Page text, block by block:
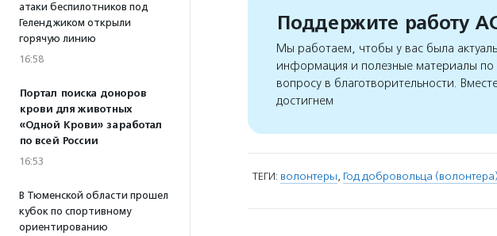
атаки беспилотников под
Геленджиком открыли
горячую линию
16:58
Портал поиска доноров
крови для животных
«Одной Крови» заработал
по всей России
16:53
В Тюменской области прошел
кубок по спортивному
ориентированию
Поддержите работу
Мы работаем, чтобы у вас была
информация и полезные материалы
вопросу в благотворительности.
достигнем
ТЕГИ: волонтеры, Год добровольца (волонтера)